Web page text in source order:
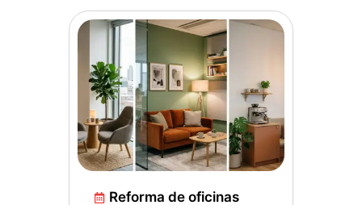
Reforma de oficinas